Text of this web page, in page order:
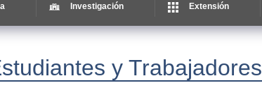
Investigación Extensión
y Trabajadores